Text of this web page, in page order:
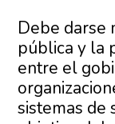
Debe darse
pública y la
entre el
sistemas de